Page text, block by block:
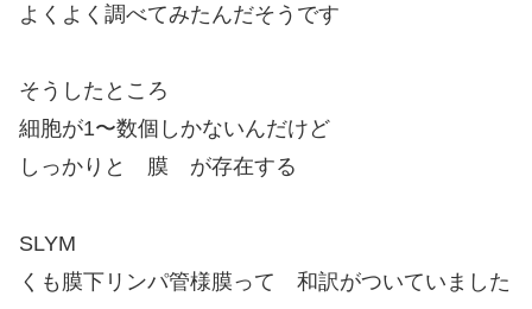
よくよく調べてみたんだそうです
そうしたところ
細胞が1〜数個しかないんだけど
しっかりと 膜 が存在する
SLYM
くも膜下リンパ管様膜って 和訳がついていました